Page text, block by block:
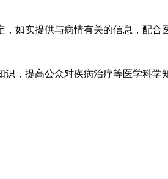
如实提供与病情有关的信息，配合
，提高公众对疾病治疗等医学科学